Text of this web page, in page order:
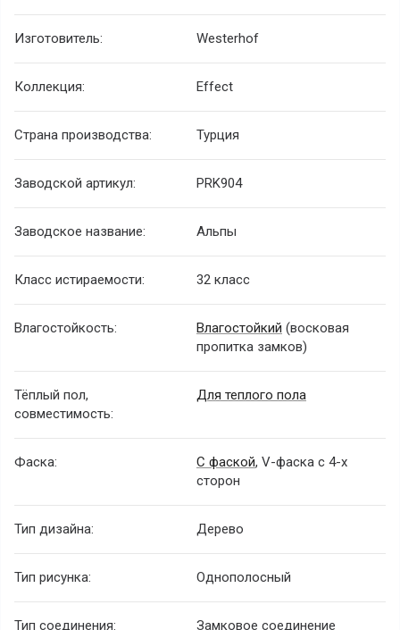
Изготовитель: Westerhof
Коллекция: Effect
Страна производства: Турция
Заводской артикул: PRK904
Заводское название: Альпы
Класс истираемости: 32 класс
Влагостойкость: Влагостойкий (восковая
пропитка замков)
Тёплый пол,
совместимость:
Для теплого пола
Фаска: С фаской, V-фаска с 4-х
сторон
Тип дизайна: Дерево
Тип рисунка: Однополосный
Тип соединения: Замковое соединение